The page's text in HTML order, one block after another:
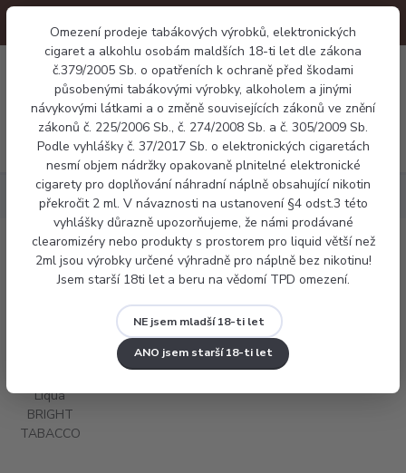
Omezení prodeje tabákových výrobků, elektronických
cigaret a alkohlu osobám maldších 18-ti let dle zákona
č.379/2005 Sb. o opatřeních k ochraně před škodami
působenými tabákovými výrobky, alkoholem a jinými
návykovými látkami a o změně souvisejících zákonů ve znění
zákonů č. 225/2006 Sb., č. 274/2008 Sb. a č. 305/2009 Sb.
Podle vyhlášky č. 37/2017 Sb. o elektronických cigaretách
nesmí objem nádržky opakovaně plnitelné elektronické
cigarety pro doplňování náhradní náplně obsahující nikotin
překročit 2 ml. V návaznosti na ustanovení §4 odst.3 této
vyhlášky důrazně upozorňujeme, že námi prodávané
clearomizéry nebo produkty s prostorem pro liquid větší než
2ml jsou výrobky určené výhradně pro náplně bez nikotinu!
Jsem starší 18ti let a beru na vědomí TPD omezení.
NE jsem mladší 18-ti let
ANO jsem starší 18-ti let
Menu
0 Kč
Náplně E-liquid Liqua BRIGHT TABACCO 10ml
E-liquid Liqua BRIGHT TABACCO 10ml